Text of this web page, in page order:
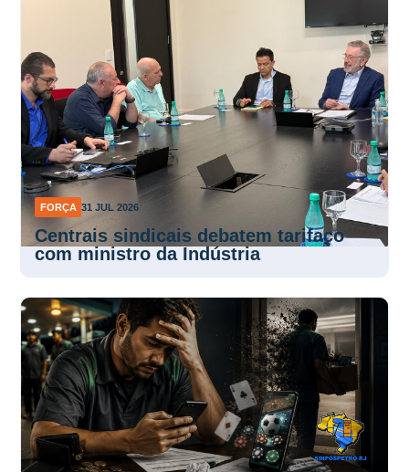
FORÇA 31 JUL 2026
Centrais sindicais debatem tarifaço
com ministro da Indústria